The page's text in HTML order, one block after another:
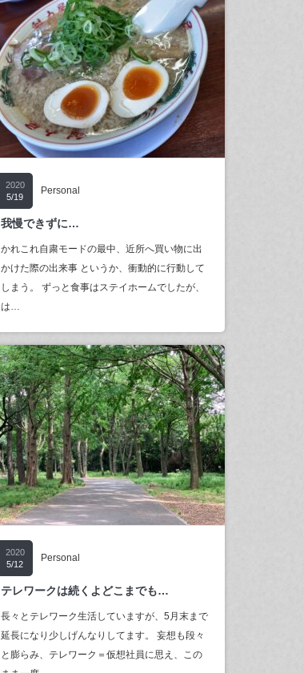
2020
5/19
Personal
我慢できずに…
かれこれ自粛モードの最中、近所へ買い物に出
かけた際の出来事 というか、衝動的に行動して
しまう。 ずっと食事はステイホームでしたが、
は…
2020
5/12
Personal
テレワークは続くよどこまでも…
長々とテレワーク生活していますが、5月末まで
延長になり少しげんなりしてます。 妄想も段々
と膨らみ、テレワーク＝仮想社員に思え、この